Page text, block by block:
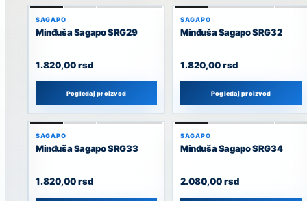
SAGAPO
Minđuša Sagapo SRG29
1.820,00rsd
Pogledaj proizvod
SAGAPO
Minđuša Sagapo SRG32
1.820,00rsd
Pogledaj proizvod
SAGAPO
Minđuša Sagapo SRG33
1.820,00rsd
SAGAPO
Minđuša Sagapo SRG34
2.080,00rsd